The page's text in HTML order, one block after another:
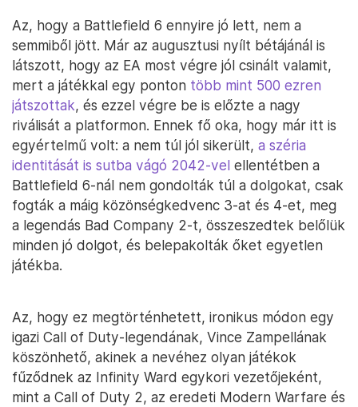
Az, hogy a Battlefield 6 ennyire jó lett, nem a
semmiből jött. Már az augusztusi nyílt bétájánál is
látszott, hogy az EA most végre jól csinált valamit,
mert a játékkal egy ponton több mint 500 ezren
játszottak, és ezzel végre be is előzte a nagy
riválisát a platformon. Ennek fő oka, hogy már itt is
egyértelmű volt: a nem túl jól sikerült, a széria
identitását is sutba vágó 2042-vel ellentétben a
Battlefield 6-nál nem gondolták túl a dolgokat, csak
fogták a máig közönségkedvenc 3-at és 4-et, meg
a legendás Bad Company 2-t, összeszedtek belőlük
minden jó dolgot, és belepakolták őket egyetlen
játékba.
Az, hogy ez megtörténhetett, ironikus módon egy
igazi Call of Duty-legendának, Vince Zampellának
köszönhető, akinek a nevéhez olyan játékok
fűződnek az Infinity Ward egykori vezetőjeként,
mint a Call of Duty 2, az eredeti Modern Warfare és